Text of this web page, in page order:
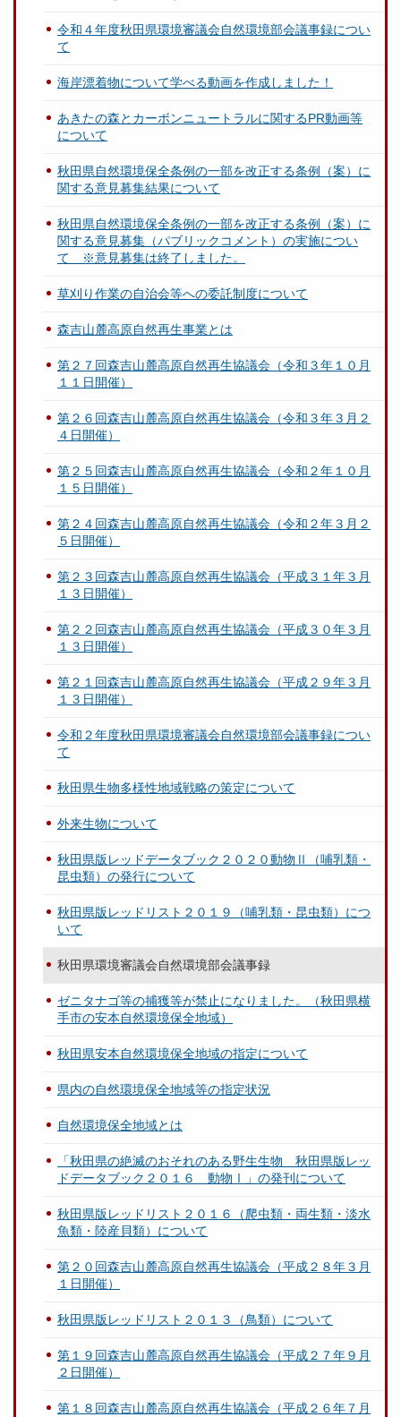
令和４年度秋田県環境審議会自然環境部会議事録につい
て
海岸漂着物について学べる動画を作成しました！
あきたの森とカーボンニュートラルに関するPR動画等
について
秋田県自然環境保全条例の一部を改正する条例（案）に
関する意見募集結果について
秋田県自然環境保全条例の一部を改正する条例（案）に
関する意見募集（パブリックコメント）の実施につい
て ※意見募集は終了しました。
草刈り作業の自治会等への委託制度について
森吉山麓高原自然再生事業とは
第２７回森吉山麓高原自然再生協議会（令和３年１０月
１１日開催）
第２６回森吉山麓高原自然再生協議会（令和３年３月２
４日開催）
第２５回森吉山麓高原自然再生協議会（令和２年１０月
１５日開催）
第２４回森吉山麓高原自然再生協議会（令和２年３月２
５日開催）
第２３回森吉山麓高原自然再生協議会（平成３１年３月
１３日開催）
第２２回森吉山麓高原自然再生協議会（平成３０年３月
１３日開催）
第２１回森吉山麓高原自然再生協議会（平成２９年３月
１３日開催）
令和２年度秋田県環境審議会自然環境部会議事録につい
て
秋田県生物多様性地域戦略の策定について
外来生物について
秋田県版レッドデータブック２０２０動物Ⅱ（哺乳類・
昆虫類）の発行について
秋田県版レッドリスト２０１９（哺乳類・昆虫類）につ
いて
秋田県環境審議会自然環境部会議事録
ゼニタナゴ等の捕獲等が禁止になりました。（秋田県横
手市の安本自然環境保全地域）
秋田県安本自然環境保全地域の指定について
県内の自然環境保全地域等の指定状況
自然環境保全地域とは
「秋田県の絶滅のおそれのある野生生物 秋田県版レッ
ドデータブック２０１６ 動物Ⅰ」の発刊について
秋田県版レッドリスト２０１６（爬虫類・両生類・淡水
魚類・陸産貝類）について
第２０回森吉山麓高原自然再生協議会（平成２８年３月
１日開催）
秋田県版レッドリスト２０１３（鳥類）について
第１９回森吉山麓高原自然再生協議会（平成２７年９月
２日開催）
第１８回森吉山麓高原自然再生協議会（平成２６年７月